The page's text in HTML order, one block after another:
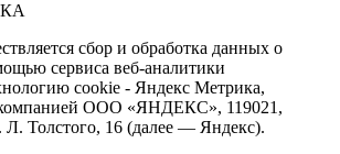
сбор и обработка данных о
сервиса веб-аналитики
cookie - Яндекс Метрика,
компанией ООО «ЯНДЕКС», 119021,
Л. Толстого, 16 (далее — Яндекс).